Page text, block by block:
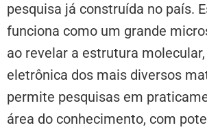
pesquisa já construída no país.
funciona como um grande
ao revelar a estrutura
eletrônica dos mais diversos
permite pesquisas em
área do conhecimento, com